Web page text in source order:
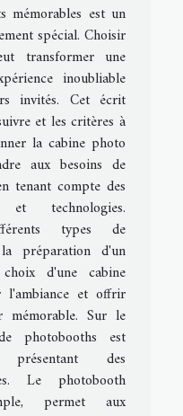
mémorables est un
spécial. Choisir
transformer une
inoubliable
invités. Cet écrit
et les critères à
la cabine photo
aux besoins de
tenant compte des
et technologies.
types de
préparation d'un
d'une cabine
l'ambiance et offrir
mémorable. Sur le
photobooths est
présentant des
Le photobooth
permet aux